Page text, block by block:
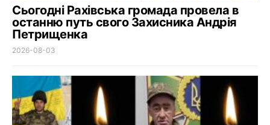
Сьогодні Рахівська громада провела в
останню путь свого Захисника Андрія
Петрищенка
2026-08-03